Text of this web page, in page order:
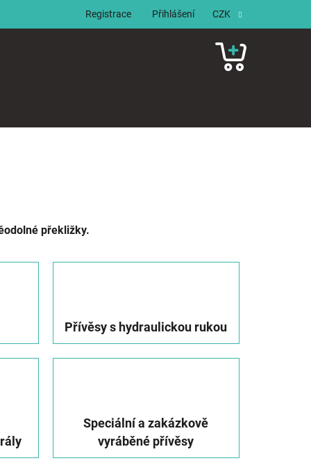
CZK
Přihlášení
Registrace
NÁKUPNÍ
překližky.
Přívěsy s hydraulickou rukou
Speciální a zakázkově
vyráběné přívěsy